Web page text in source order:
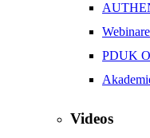
Webinare
PDUK
Videos